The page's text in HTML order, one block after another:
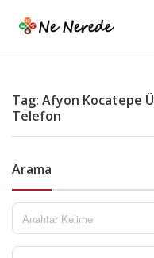
Tag: Afyon Kocatepe
Telefon
Arama